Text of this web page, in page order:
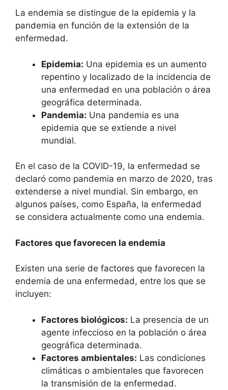
La endemia se distingue de la epidemia y la
pandemia en función de la extensión de la
enfermedad.
Epidemia: Una epidemia es un aumento
repentino y localizado de la incidencia de
una enfermedad en una población o área
geográfica determinada.
Pandemia: Una pandemia es una
epidemia que se extiende a nivel
mundial.
En el caso de la COVID-19, la enfermedad se
declaró como pandemia en marzo de 2020, tras
extenderse a nivel mundial. Sin embargo, en
algunos países, como España, la enfermedad
se considera actualmente como una endemia.
Factores que favorecen la endemia
Existen una serie de factores que favorecen la
endemia de una enfermedad, entre los que se
incluyen:
Factores biológicos: La presencia de un
agente infeccioso en la población o área
geográfica determinada.
Factores ambientales: Las condiciones
climáticas o ambientales que favorecen
la transmisión de la enfermedad.